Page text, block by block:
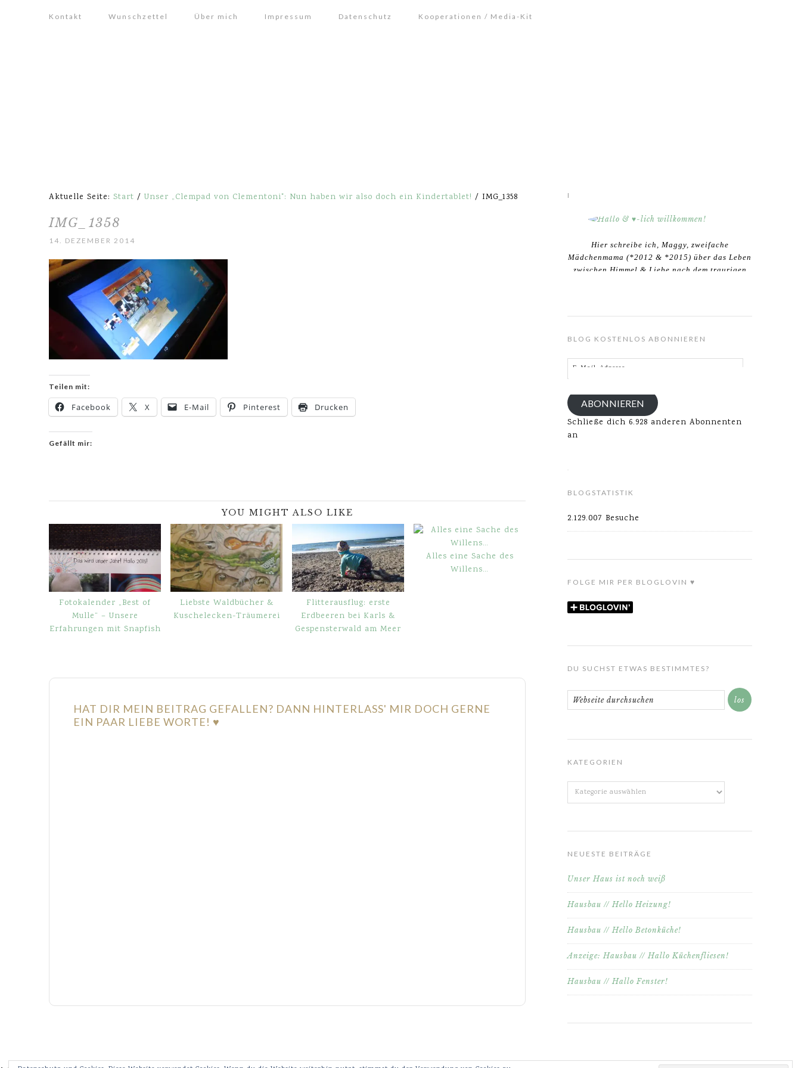
Kontakt Wunschzettel Über mich Impressum Datenschutz Kooperationen / Media-Kit
Aktuelle Seite: Start / Unser „Clempad von Clementoni": Nun haben wir also doch ein Kindertablet! / IMG_1358
IMG_1358
14. DEZEMBER 2014
Teilen mit:
Facebook X E-Mail Pinterest Drucken
Gefällt mir:
YOU MIGHT ALSO LIKE
Fotokalender „Best of
Mulle“ – Unsere
Erfahrungen mit Snapfish
Liebste Waldbücher &
Kuschelecken-Träumerei
Flitterausflug: erste
Erdbeeren bei Karls &
Gespensterwald am Meer
Alles eine Sache des
Willens…
HAT DIR MEIN BEITRAG GEFALLEN? DANN HINTERLASS' MIR DOCH GERNE
EIN PAAR LIEBE WORTE! ♥
HALLO & ♥-LICH WILLKOMMEN!
Hier schreibe ich, Maggy, zweifache
Mädchenmama (*2012 & *2015) über das Leben
zwischen Himmel & Liebe nach dem traurigen
BLOG KOSTENLOS ABONNIEREN
E-
Mail-
ABONNIEREN
Schließe dich 6.928 anderen Abonnenten
an
BLOGSTATISTIK
2.129.007 Besuche
FOLGE MIR PER BLOGLOVIN ♥
DU SUCHST ETWAS BESTIMMTES?
KATEGORIEN
Kategorien
NEUESTE BEITRÄGE
Unser Haus ist noch weiß
Hausbau // Hello Heizung!
Hausbau // Hello Betonküche!
Anzeige: Hausbau // Hallo Küchenfliesen!
Hausbau // Hallo Fenster!